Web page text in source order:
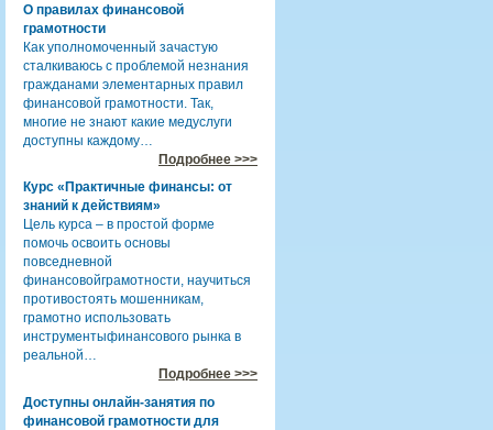
О правилах финансовой
грамотности
Как уполномоченный зачастую
сталкиваюсь с проблемой незнания
гражданами элементарных правил
финансовой грамотности. Так,
многие не знают какие медуслуги
доступны каждому…
Подробнее >>>
Курс «Практичные финансы: от
знаний к действиям»
Цель курса – в простой форме
помочь освоить основы
повседневной
финансовойграмотности, научиться
противостоять мошенникам,
грамотно использовать
инструментыфинансового рынка в
реальной…
Подробнее >>>
Доступны онлайн-занятия по
финансовой грамотности для